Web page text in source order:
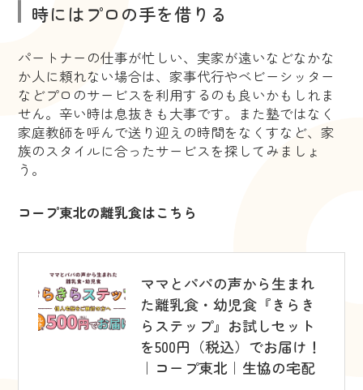
時にはプロの手を借りる
パートナーの仕事が忙しい、実家が遠いなどなかな
か人に頼れない場合は、家事代行やベビーシッター
などプロのサービスを利用するのも良いかもしれま
せん。辛い時は息抜きも大事です。また塾ではなく
家庭教師を呼んで送り迎えの時間をなくすなど、家
族のスタイルに合ったサービスを探してみましょ
う。
コープ東北の離乳食はこちら
ママとパパの声から生まれ
た離乳食・幼児食『きらき
らステップ』お試しセット
を500円（税込）でお届け！
｜コープ東北｜生協の宅配